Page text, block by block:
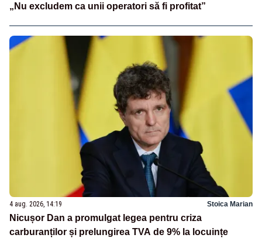
„Nu excludem ca unii operatori să fi profitat”
4 aug. 2026, 14:19 Stoica Marian
Nicușor Dan a promulgat legea pentru criza
carburanților și prelungirea TVA de 9% la locuințe